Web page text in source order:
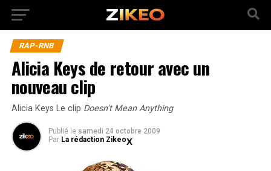
RAP-RNB
Alicia Keys de retour avec un
nouveau clip
Alicia Keys Le clip Doesn't Mean Anything
Publié le samedi 24 octobre 2009
Par La rédaction Zikeo